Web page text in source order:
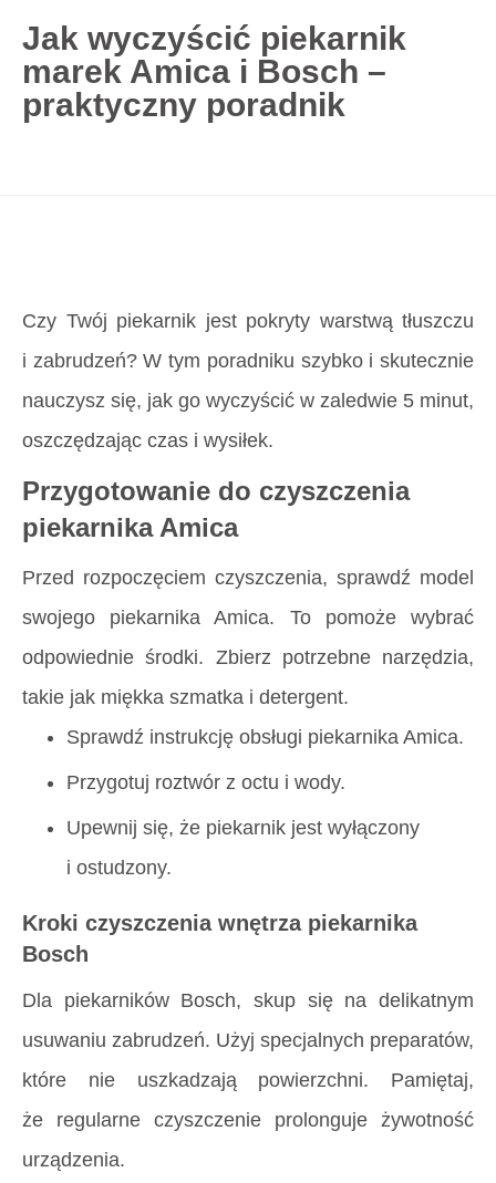
727 775 478
blisco.pl Poradnik
Jak wyczyścić piekarnik
Jak wyczyścić piekarnik
marek Amica i Bosch –
praktyczny poradnik
Czy Twój piekarnik jest pokryty warstwą tłuszczu
i zabrudzeń? W tym poradniku szybko i skutecznie
nauczysz się, jak go wyczyścić w zaledwie 5 minut,
oszczędzając czas i wysiłek.
Przygotowanie do czyszczenia
piekarnika Amica
Przed rozpoczęciem czyszczenia, sprawdź model
swojego piekarnika Amica. To pomoże wybrać
odpowiednie środki. Zbierz potrzebne narzędzia,
takie jak miękka szmatka i detergent.
Sprawdź instrukcję obsługi piekarnika Amica.
Przygotuj roztwór z octu i wody.
Upewnij się, że piekarnik jest wyłączony
i ostudzony.
Kroki czyszczenia wnętrza piekarnika
Bosch
Dla piekarników Bosch, skup się na delikatnym
usuwaniu zabrudzeń. Użyj specjalnych preparatów,
które nie uszkadzają powierzchni. Pamiętaj,
że regularne czyszczenie prolonguje żywotność
urządzenia.